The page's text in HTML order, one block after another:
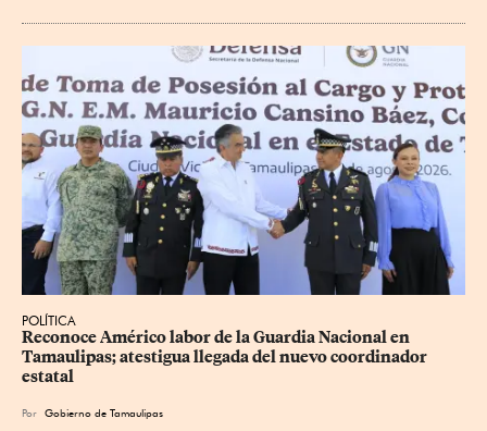
POLÍTICA
Reconoce Américo labor de la Guardia Nacional en
Tamaulipas; atestigua llegada del nuevo coordinador
estatal
Por Gobierno de Tamaulipas